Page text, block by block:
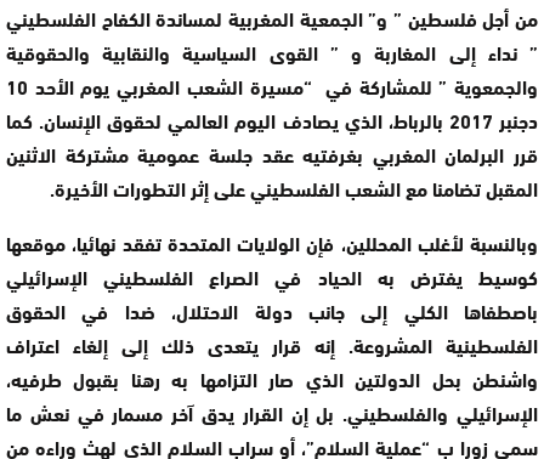
من أجل فلسطين ” و” الجمعية المغربية لمساندة الكفاح الفلسطيني
” نداء إلى المغاربة و ” القوى السياسية والنقابية والحقوقية
والجمعوية ” للمشاركة في “مسيرة الشعب المغربي يوم الأحد 10
دجنبر 2017 بالرباط، الذي يصادف اليوم العالمي لحقوق الإنسان. كما
قرر البرلمان المغربي بغرفتيه عقد جلسة عمومية مشتركة الاثنين
المقبل تضامنا مع الشعب الفلسطيني على إثر التطورات الأخيرة.
وبالنسبة لأغلب المحللين، فإن الولايات المتحدة تفقد نهائيا، موقعها
كوسيط يفترض به الحياد في الصراع الفلسطيني الإسرائيلي
باصطفاها الكلي إلى جانب دولة الاحتلال، ضدا في الحقوق
الفلسطينية المشروعة. إنه قرار يتعدى ذلك إلى إلغاء اعتراف
واشنطن بحل الدولتين الذي صار التزامها به رهنا بقبول طرفيه،
الإسرائيلي والفلسطيني. بل إن القرار يدق آخر مسمار في نعش ما
سمي زورا ب “عملية السلام”، أو سراب السلام الذي لهث وراءه من